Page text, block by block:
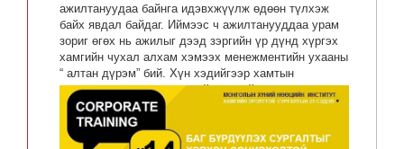
ажилтануудаа байнга идэвхжүүлж өдөөн түлхэж
байх явдал байдаг. Иймээс ч ажилтанууддаа урам
зориг өгөх нь ажилыг дээд зэргийн үр дүнд хүргэх
хамгийн чухал алхам хэмээх менежментийн ухааны
“ алтан дүрэм” бий. Хүн хэдийгээр хамтын
хөдөлмөрт оролцдог хэдий ч хувийн хэрэгцээ,
сонирхлоо хэзээ ч орхидоггүй.